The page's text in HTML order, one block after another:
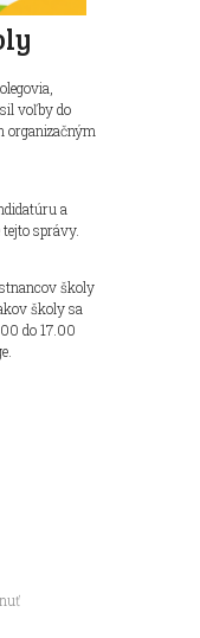
voľby do
organizačným
a
správy.
školy
školy sa
do 17.00